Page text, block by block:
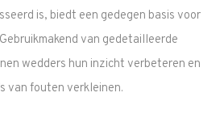
is, biedt een gedegen basis voor
van gedetailleerde
wedders hun inzicht verbeteren en
van fouten verkleinen.